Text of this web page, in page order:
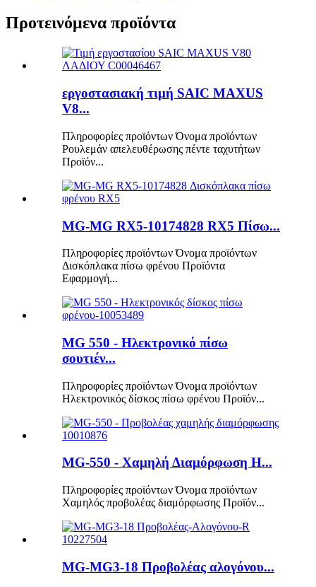
Προτεινόμενα προϊόντα
εργοστασιακή τιμή SAIC MAXUS
V8...
Πληροφορίες προϊόντων Όνομα προϊόντων
Ρουλεμάν απελευθέρωσης πέντε ταχυτήτων
Προϊόν...
MG-MG RX5-10174828 RX5 Πίσω...
Πληροφορίες προϊόντων Όνομα προϊόντων
Δισκόπλακα πίσω φρένου Προϊόντα
Εφαρμογή...
MG 550 - Ηλεκτρονικό πίσω
σουτιέν...
Πληροφορίες προϊόντων Όνομα προϊόντων
Ηλεκτρονικός δίσκος πίσω φρένου Προϊόν...
MG-550 - Χαμηλή Διαμόρφωση H...
Πληροφορίες προϊόντων Όνομα προϊόντων
Χαμηλός προβολέας διαμόρφωσης Προϊόν...
MG-MG3-18 Προβολέας αλογόνου...